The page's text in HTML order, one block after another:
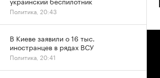
Политика, 20:43
В Киеве заявили о 16 тыс.
иностранцев в рядах ВСУ
Политика, 20:41